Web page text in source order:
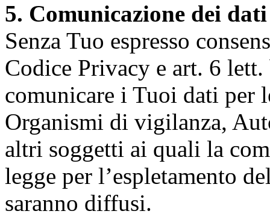
5. Comunicazione dei dati
Senza Tuo espresso
Codice Privacy e art. 6
comunicare i Tuoi dati per
Organismi di vigilanza,
altri soggetti ai quali la
legge per l’espletamento
saranno diffusi.